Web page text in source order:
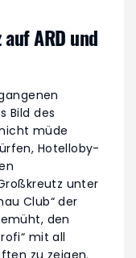
ARD und
Bild des
müde
Hotelloby-
unter
Club“ der
den
mit all